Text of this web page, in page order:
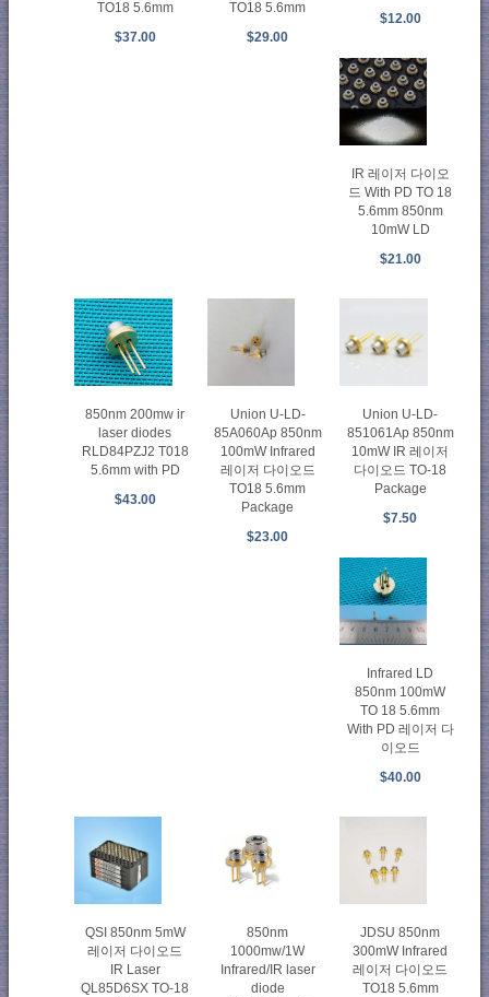
TO18 5.6mm
$37.00
TO18 5.6mm
$29.00
$12.00
IR 레이저 다이오
드 With PD TO 18
5.6mm 850nm
10mW LD
$21.00
850nm 200mw ir
laser diodes
RLD84PZJ2 T018
5.6mm with PD
$43.00
Union U-LD-
85A060Ap 850nm
100mW Infrared
레이저 다이오드
TO18 5.6mm
Package
$23.00
Union U-LD-
851061Ap 850nm
10mW IR 레이저
다이오드 TO-18
Package
$7.50
Infrared LD
850nm 100mW
TO 18 5.6mm
With PD 레이저 다
이오드
$40.00
QSI 850nm 5mW
레이저 다이오드
IR Laser
QL85D6SX TO-18
850nm
1000mw/1W
Infrared/IR laser
diode
JDSU 850nm
300mW Infrared
레이저 다이오드
TO18 5.6mm